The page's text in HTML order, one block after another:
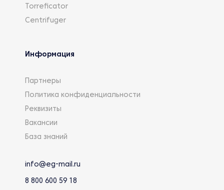
Torreficator
Centrifuger
Информация
Партнеры
Политика конфиденциальности
Реквизиты
Вакансии
База знаний
info@eg-mail.ru
8 800 600 59 18